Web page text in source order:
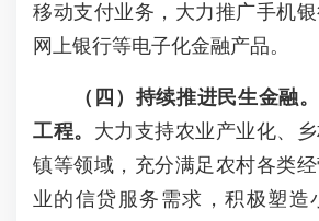
移动支付业务，大力推广手机银
网上银行等电子化金融产品。
（四）持续推进民生金融。
工程。 大力支持农业产业化、
镇等领域，充分满足农村各类
业的信贷服务需求，积极塑造